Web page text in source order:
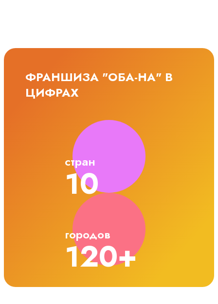
ФРАНШИЗА "ОБА-НА" В
ЦИФРАХ
стран
10
городов
120+